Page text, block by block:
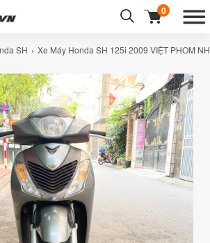
0
SH Xe Máy Honda SH 125i 2009 VIỆT PHOM